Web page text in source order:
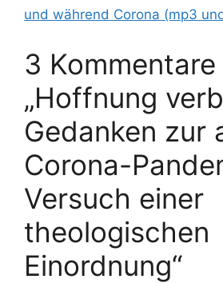
und während Corona (mp3
3 Kommentare
„Hoffnung
Gedanken zur
Corona-
Versuch einer
theologischen
Einordnung“